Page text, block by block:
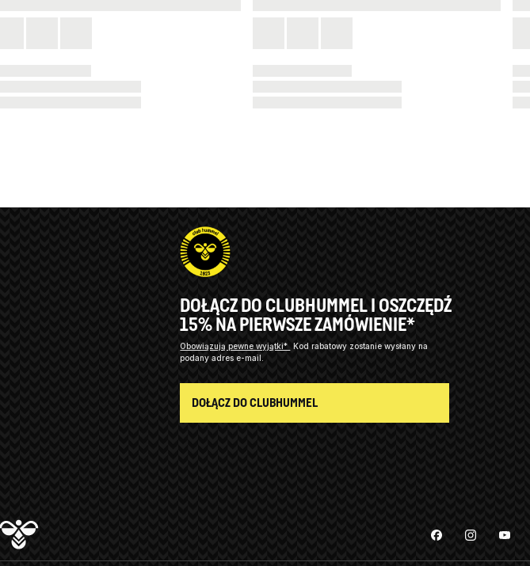
DOŁĄCZ DO CLUBHUMMEL I OSZCZĘDŹ
15% NA PIERWSZE ZAMÓWIENIE*
Obowiązują pewne wyjątki* Kod rabatowy zostanie wysłany na
podany adres e-mail.
DOŁĄCZ DO CLUBHUMMEL